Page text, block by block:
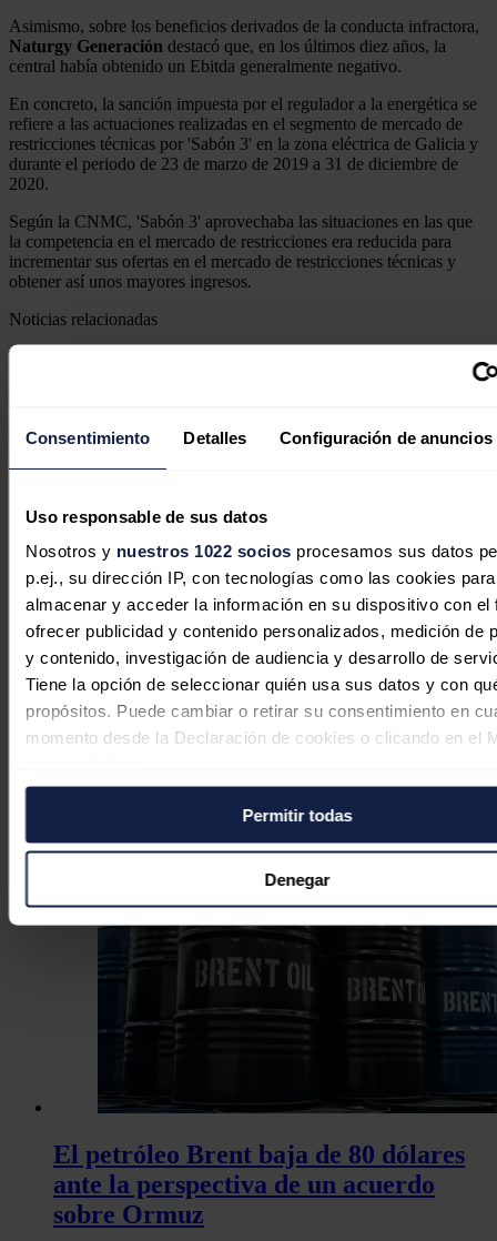
Consentimiento Detalles Configuración de anuncios
Uso responsable de sus datos
Nosotros y nuestros 1022 socios procesamos sus datos
p.ej., su dirección IP, con tecnologías como las cookies para
almacenar y acceder la información en su dispositivo con el
ofrecer publicidad y contenido personalizados, medición de
y contenido, investigación de audiencia y desarrollo de
Tiene la opción de seleccionar quién usa sus datos y con
propósitos. Puede cambiar o retirar su consentimiento en
momento desde la Declaración de cookies o clicando en el
Si lo permite, también quisiéramos:
Recopilar información sobre su ubicación geográfica
puede tener una precisión de varios metros
Identificar su dispositivo analizándolo activamente
características específicas (huellas digitales)
Obtenga más información sobre cómo se procesan sus
personales y establezca sus preferencias en lasección de
Puede cambiar o retirar su consentimiento en cualquier
la Declaración de cookies.
Las cookies de este sitio web se usan para personalizar el
y los anuncios, ofrecer funciones de redes sociales y
tráfico. Además, compartimos información sobre el uso que
sitio web con nuestros partners de redes sociales,
análisis web, quienes pueden combinarla con otra
haya proporcionado o que hayan recopilado a partir del uso
Permitir todas
Denegar
Asimismo, sobre los beneficios derivados de la conducta infractora,
Naturgy Generación destacó que, en los últimos diez años, la
central había obtenido un Ebitda generalmente negativo.
En concreto, la sanción impuesta por el regulador a la energética se
refiere a las actuaciones realizadas en el segmento de mercado de
restricciones técnicas por 'Sabón 3' en la zona eléctrica de Galicia y
durante el periodo de 23 de marzo de 2019 a 31 de diciembre de
2020.
Según la CNMC, 'Sabón 3' aprovechaba las situaciones en las que
la competencia en el mercado de restricciones era reducida para
incrementar sus ofertas en el mercado de restricciones técnicas y
obtener así unos mayores ingresos.
Noticias relacionadas
El mercado eléctrico vuelve a
encarecerse: el pool supera los 104
euros/MWh en julio pese al récord de
El petróleo Brent baja de 80 dólares
ante la perspectiva de un acuerdo
sobre Ormuz